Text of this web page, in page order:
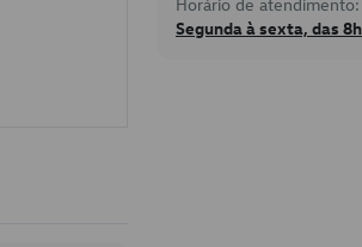
Segunda à sexta, das